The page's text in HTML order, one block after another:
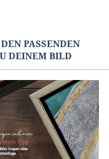
PASSENDEN
DEINEM BILD